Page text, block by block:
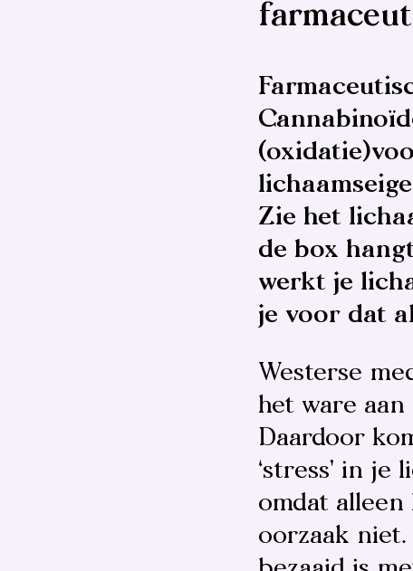
Zie het
de box
werkt je
je voor dat
Westerse
het ware
Daardoor
‘stress’ in
omdat
oorzaak niet.